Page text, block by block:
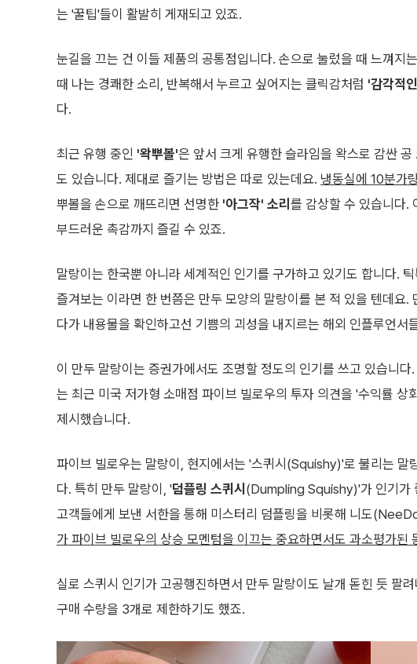
는 '꿀팁'들이 활발히 게재되고 있죠.
눈길을 끄는 건 이들 제품의 공통점입니다. 손으로 눌렀을 때 느껴지
때 나는 경쾌한 소리, 반복해서 누르고 싶어지는 클릭감처럼 '감각적
다.
최근 유행 중인 '왁뿌볼'은 앞서 크게 유행한 슬라임을 왁스로 감싼
도 있습니다. 제대로 즐기는 방법은 따로 있는데요. 냉동실에 10분가
뿌볼을 손으로 깨뜨리면 선명한 '아그작' 소리 를 감상할 수 있습니다.
부드러운 촉감까지 즐길 수 있죠.
말랑이는 한국뿐 아니라 세계적인 인기를 구가하고 있기도 합니다.
즐겨보는 이라면 한 번쯤은 만두 모양의 말랑이를 본 적 있을 텐데요
다가 내용물을 확인하고선 기쁨의 괴성을 내지르는 해외 인플루언서
이 만두 말랑이는 증권가에서도 조명할 정도의 인기를 쓰고 있습니
는 최근 미국 저가형 소매점 파이브 빌로우의 투자 의견을 '수익률
제시했습니다.
파이브 빌로우는 말랑이, 현지에서는 '스퀴시(Squishy)'로 불리는 말
다. 특히 만두 말랑이, '덤플링 스퀴시 (Dumpling Squishy)'가 인기가
고객들에게 보낸 서한을 통해 미스터리 덤플링을 비롯해 니도
가 파이브 빌로우의 상승 모멘텀을 이끄는 중요하면서도 과소평가된
실로 스퀴시 인기가 고공행진하면서 만두 말랑이도 날개 돋힌 듯 팔
구매 수량을 3개로 제한하기도 했죠.